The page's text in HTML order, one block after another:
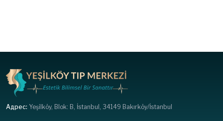
Адрес: Yeşilköy, Blok: B, İstanbul, 34149 Bakırköy/İstanbul